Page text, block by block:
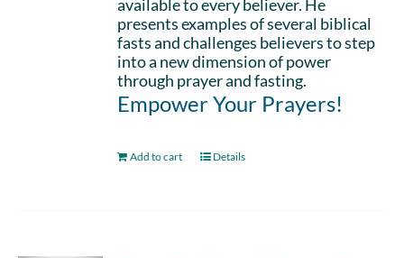
available to every believer. He
presents examples of several biblical
fasts and challenges believers to step
into a new dimension of power
through prayer and fasting.
Empower Your Prayers!
Add to cart Details